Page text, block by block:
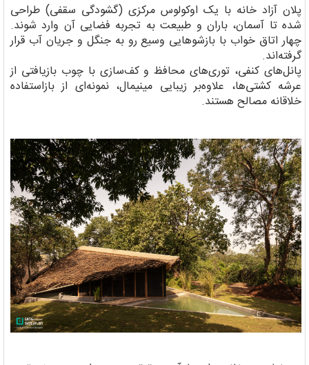
پلان آزاد خانه با یک اوکولوس مرکزی (گشودگی سقفی) طراحی
شده تا آسمان، باران و طبیعت به تجربه فضایی آن وارد شوند.
چهار اتاق خواب با بازشوهایی وسیع رو به جنگل و جریان آب قرار
گرفته‌اند.
پانل‌های کنفی، توری‌های محافظ و کف‌سازی با چوب بازیافتی از
عرشه کشتی‌ها، علاوه‌بر زیبایی مینیمال، نمونه‌ای از بازاستفاده
خلاقانه مصالح هستند.